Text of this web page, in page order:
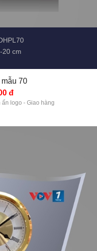
20 cm
70
đ
ấn logo - Giao hàng